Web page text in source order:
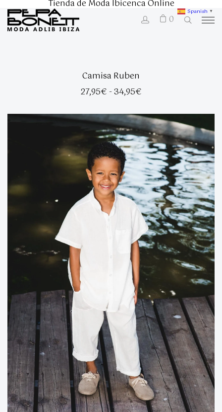
0
Tienda de Moda Ibicenca Online
Camisa Ruben
27,95€ -34,95€Rango
precios:
desde
27,95€
hasta
34,95€
Spanish ▼